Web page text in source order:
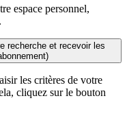
espace personnel,
recherche et recevoir les
les critères de votre
cliquez sur le bouton